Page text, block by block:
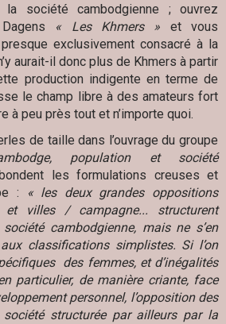
la société cambodgienne ; ouvrez
« Les Khmers » et vous
exclusivement consacré à la
aurait-il donc plus de Khmers à partir
production indigente en terme de
le champ libre à des amateurs fort
à peu près tout et n’importe quoi.
de taille dans l’ouvrage du groupe
population et société
les formulations creuses et
:
« les deux grandes oppositions
villes / campagne... structurent
cambodgienne, mais ne s’en
classifications simplistes. Si l’on
des femmes, et d’inégalités
particulier, de manière criante, face
personnel, l’opposition des
structurée par ailleurs par la